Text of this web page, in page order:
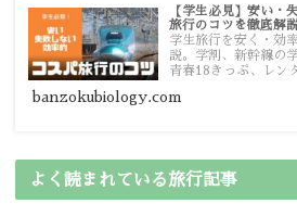
【学生必見】安い・
旅行のコツを徹底解
学生旅行を安く・効
説。学割、新幹線の
青春18きっぷ、レン
banzokubiology.com
よく読まれている旅行記事